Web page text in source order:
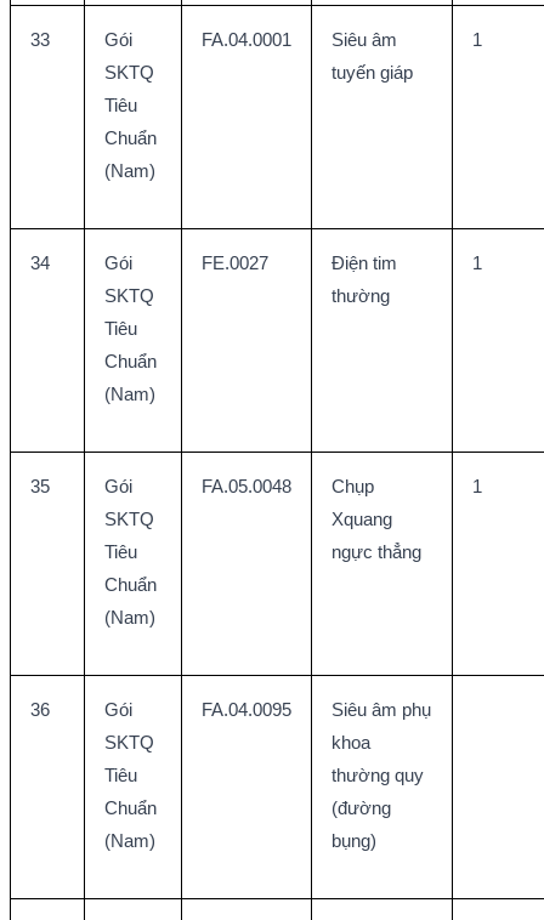
33
Gói
SKTQ
Tiêu
Chuẩn
(Nam)
FA.04.0001
Siêu âm
tuyến giáp
1
34
Gói
SKTQ
Tiêu
Chuẩn
(Nam)
FE.0027
Điện tim
thường
1
35
Gói
SKTQ
Tiêu
Chuẩn
(Nam)
FA.05.0048
Chụp
Xquang
ngực thẳng
1
36
Gói
SKTQ
Tiêu
Chuẩn
(Nam)
FA.04.0095
Siêu âm phụ
khoa
thường quy
(đường
bụng)